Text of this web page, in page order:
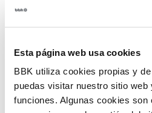
Esta página web usa cookies
BBK utiliza cookies propias y
puedas visitar nuestro sitio web
funciones. Algunas cookies son
ahora tenemos un
Primer premio de 5ª
Metabokare